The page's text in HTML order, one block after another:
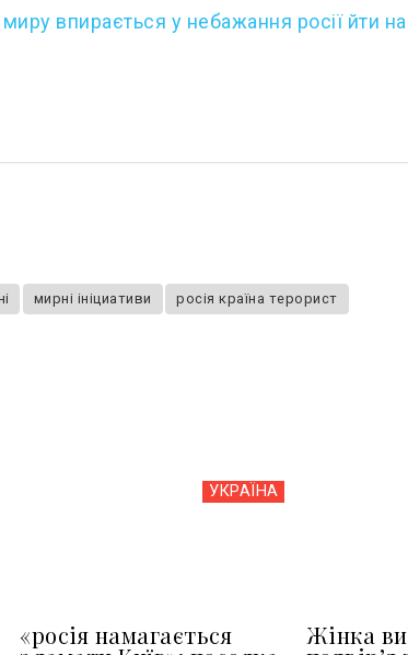
впирається у небажання росії йти на
мирні ініциативи
росія країна терорист
УКРАЇНА
«росія намагається Жінка